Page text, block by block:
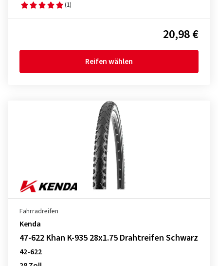
(1)
20,98 €
Reifen wählen
Fahrradreifen
Kenda
47-622 Khan K-935 28x1.75 Drahtreifen Schwarz
42-622